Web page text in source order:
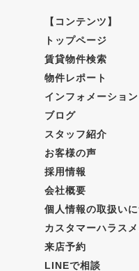
【コンテンツ】
トップページ
賃貸物件検索
物件レポート
インフォメーション
ブログ
スタッフ紹介
お客様の声
採用情報
会社概要
個人情報の取扱い
カスタマーハラス
来店予約
LINEで相談